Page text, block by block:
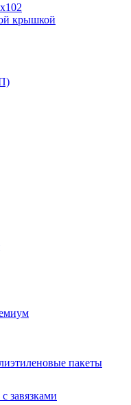
крышкой
пакеты
завязками